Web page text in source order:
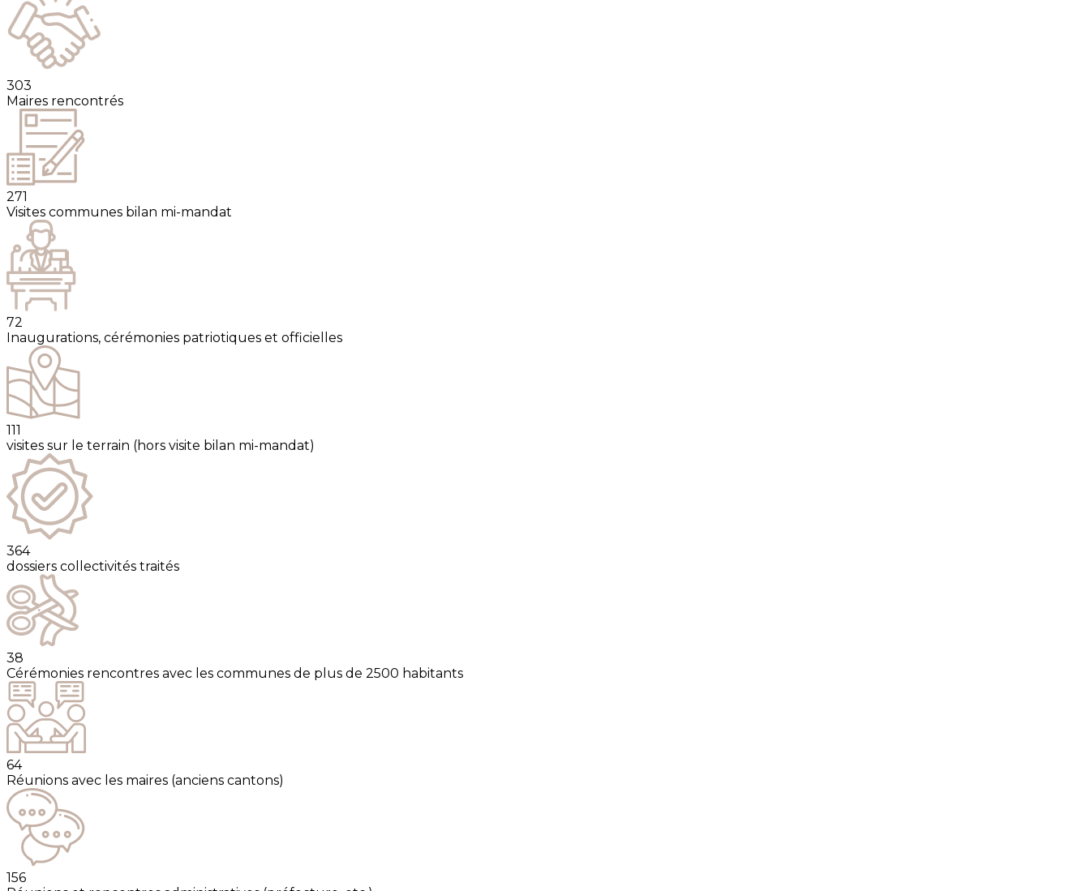
303
Maires rencontrés
271
Visites communes bilan mi-mandat
72
Inaugurations, cérémonies patriotiques et officielles
111
visites sur le terrain (hors visite bilan mi-mandat)
364
dossiers collectivités traités
38
Cérémonies rencontres avec les communes de plus de 2500 habitants
64
Réunions avec les maires (anciens cantons)
156